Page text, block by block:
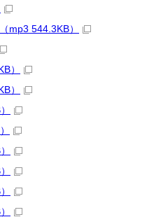
mp3 544.3KB）
）
）